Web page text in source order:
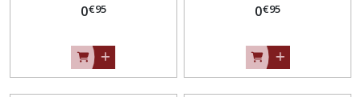
GLITTER - Vendu au mètre
0€95
Vendu au mètre
0€95